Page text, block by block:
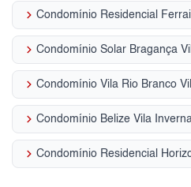
keyboard_arrow_right Condomínio Residencial
keyboard_arrow_right Condomínio Solar Bragança
keyboard_arrow_right Condomínio Vila Rio Branco
keyboard_arrow_right Condomínio Belize Vila
keyboard_arrow_right Condomínio Residencial